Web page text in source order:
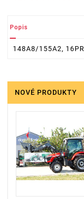
Popis
148A8/155A2, 16PR
NOVÉ PRODUKTY